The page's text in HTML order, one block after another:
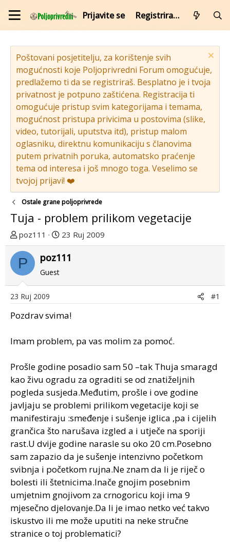
Prijavite se Registrirajte se
Poštovani posjetitelju, za korištenje svih
mogućnosti koje Poljoprivredni Forum omogućuje,
predlažemo ti da se registriraš. Besplatno je i tvoja
privatnost je potpuno zaštićena. Registracija ti
omogućuje pristup svim kategorijama i temama,
mogućnost pristupa privicima u postovima (slike,
video, tutorijali, uputstva itd), pristup malom
oglasniku, direktnu komunikaciju s članovima
putem privatnih poruka, automatsko praćenje
tema od interesa i još mnogo toga. Veselimo se
tvojoj prijavi! ❤️
Ostale grane poljoprivrede
Tuja - problem prilikom vegetacije
T
e
m
u
p
k
r
u
poz111
D
a
t
r
v
p
s
t
a
23 Ruj 2009
P poz111
Guest
23 Ruj 2009 #1
Pozdrav svima!
Imam problem, pa vas molim za pomoć.
Prošle godine posadio sam 50 –tak Thuja smaragd
kao živu ogradu za ograditi se od znatiželjnih
pogleda susjeda.Međutim, prošle i ove godine
javljaju se problemi prilikom vegetacije koji se
manifestiraju :smeđenje i sušenje iglica ,pa i cijelih
grančica što narušava izgled a i utječe na sporiji
rast.U dvije godine narasle su oko 20 cm.Posebno
sam zapazio da je sušenje intenzivno početkom
svibnja i početkom rujna.Ne znam da li je riječ o
bolesti ili štetnicima.Inače gnojim posebnim
umjetnim gnojivom za crnogoricu koji ima 9
mjesečno djelovanje.Da li je imao netko već takvo
iskustvo ili me može uputiti na neke stručne
stranice o toj problematici?